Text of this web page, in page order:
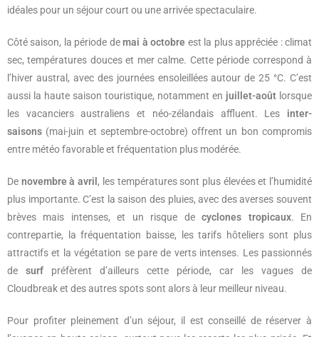
idéales pour un séjour court ou une arrivée spectaculaire.
Côté saison, la période demai à octobre est la plus appréciée : climat
sec, températures douces et mer calme. Cette période correspond à
l’hiver austral, avec des journées ensoleillées autour de 25 °C. C’est
aussi la haute saison touristique, notamment en juillet-août lorsque
les vacanciers australiens et néo-zélandais affluent. Les inter-
saisons (mai-juin et septembre-octobre) offrent un bon compromis
entre météo favorable et fréquentation plus modérée.
De novembre à avril , les températures sont plus élevées et l’humidité
plus importante. C’est la saison des pluies, avec des averses souvent
brèves mais intenses, et un risque decyclones tropicaux. En
contrepartie, la fréquentation baisse, les tarifs hôteliers sont plus
attractifs et la végétation se pare de verts intenses. Les passionnés
de surf préfèrent d’ailleurs cette période, car les vagues de
Cloudbreak et des autres spots sont alors à leur meilleur niveau.
Pour profiter pleinement d’un séjour, il est conseillé de réserver à